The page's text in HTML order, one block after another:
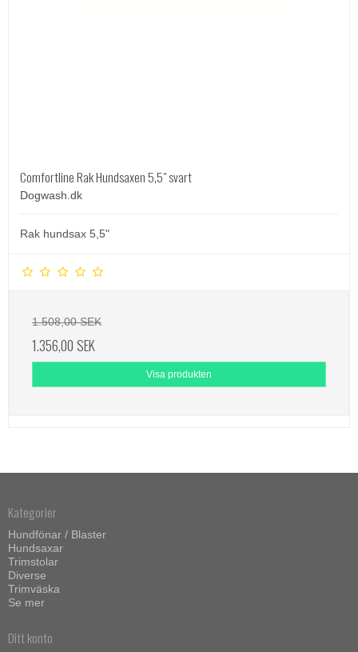
Comfortline Rak Hundsaxen 5,5" svart
Dogwash.dk
Rak hundsax 5,5"
1.508,00 SEK
1.356,00 SEK
Visa produkten
Kategorier
Hundfönar / Blaster
Hundsaxar
Trimstolar
Diverse
Trimväska
Se mer
Ditt konto